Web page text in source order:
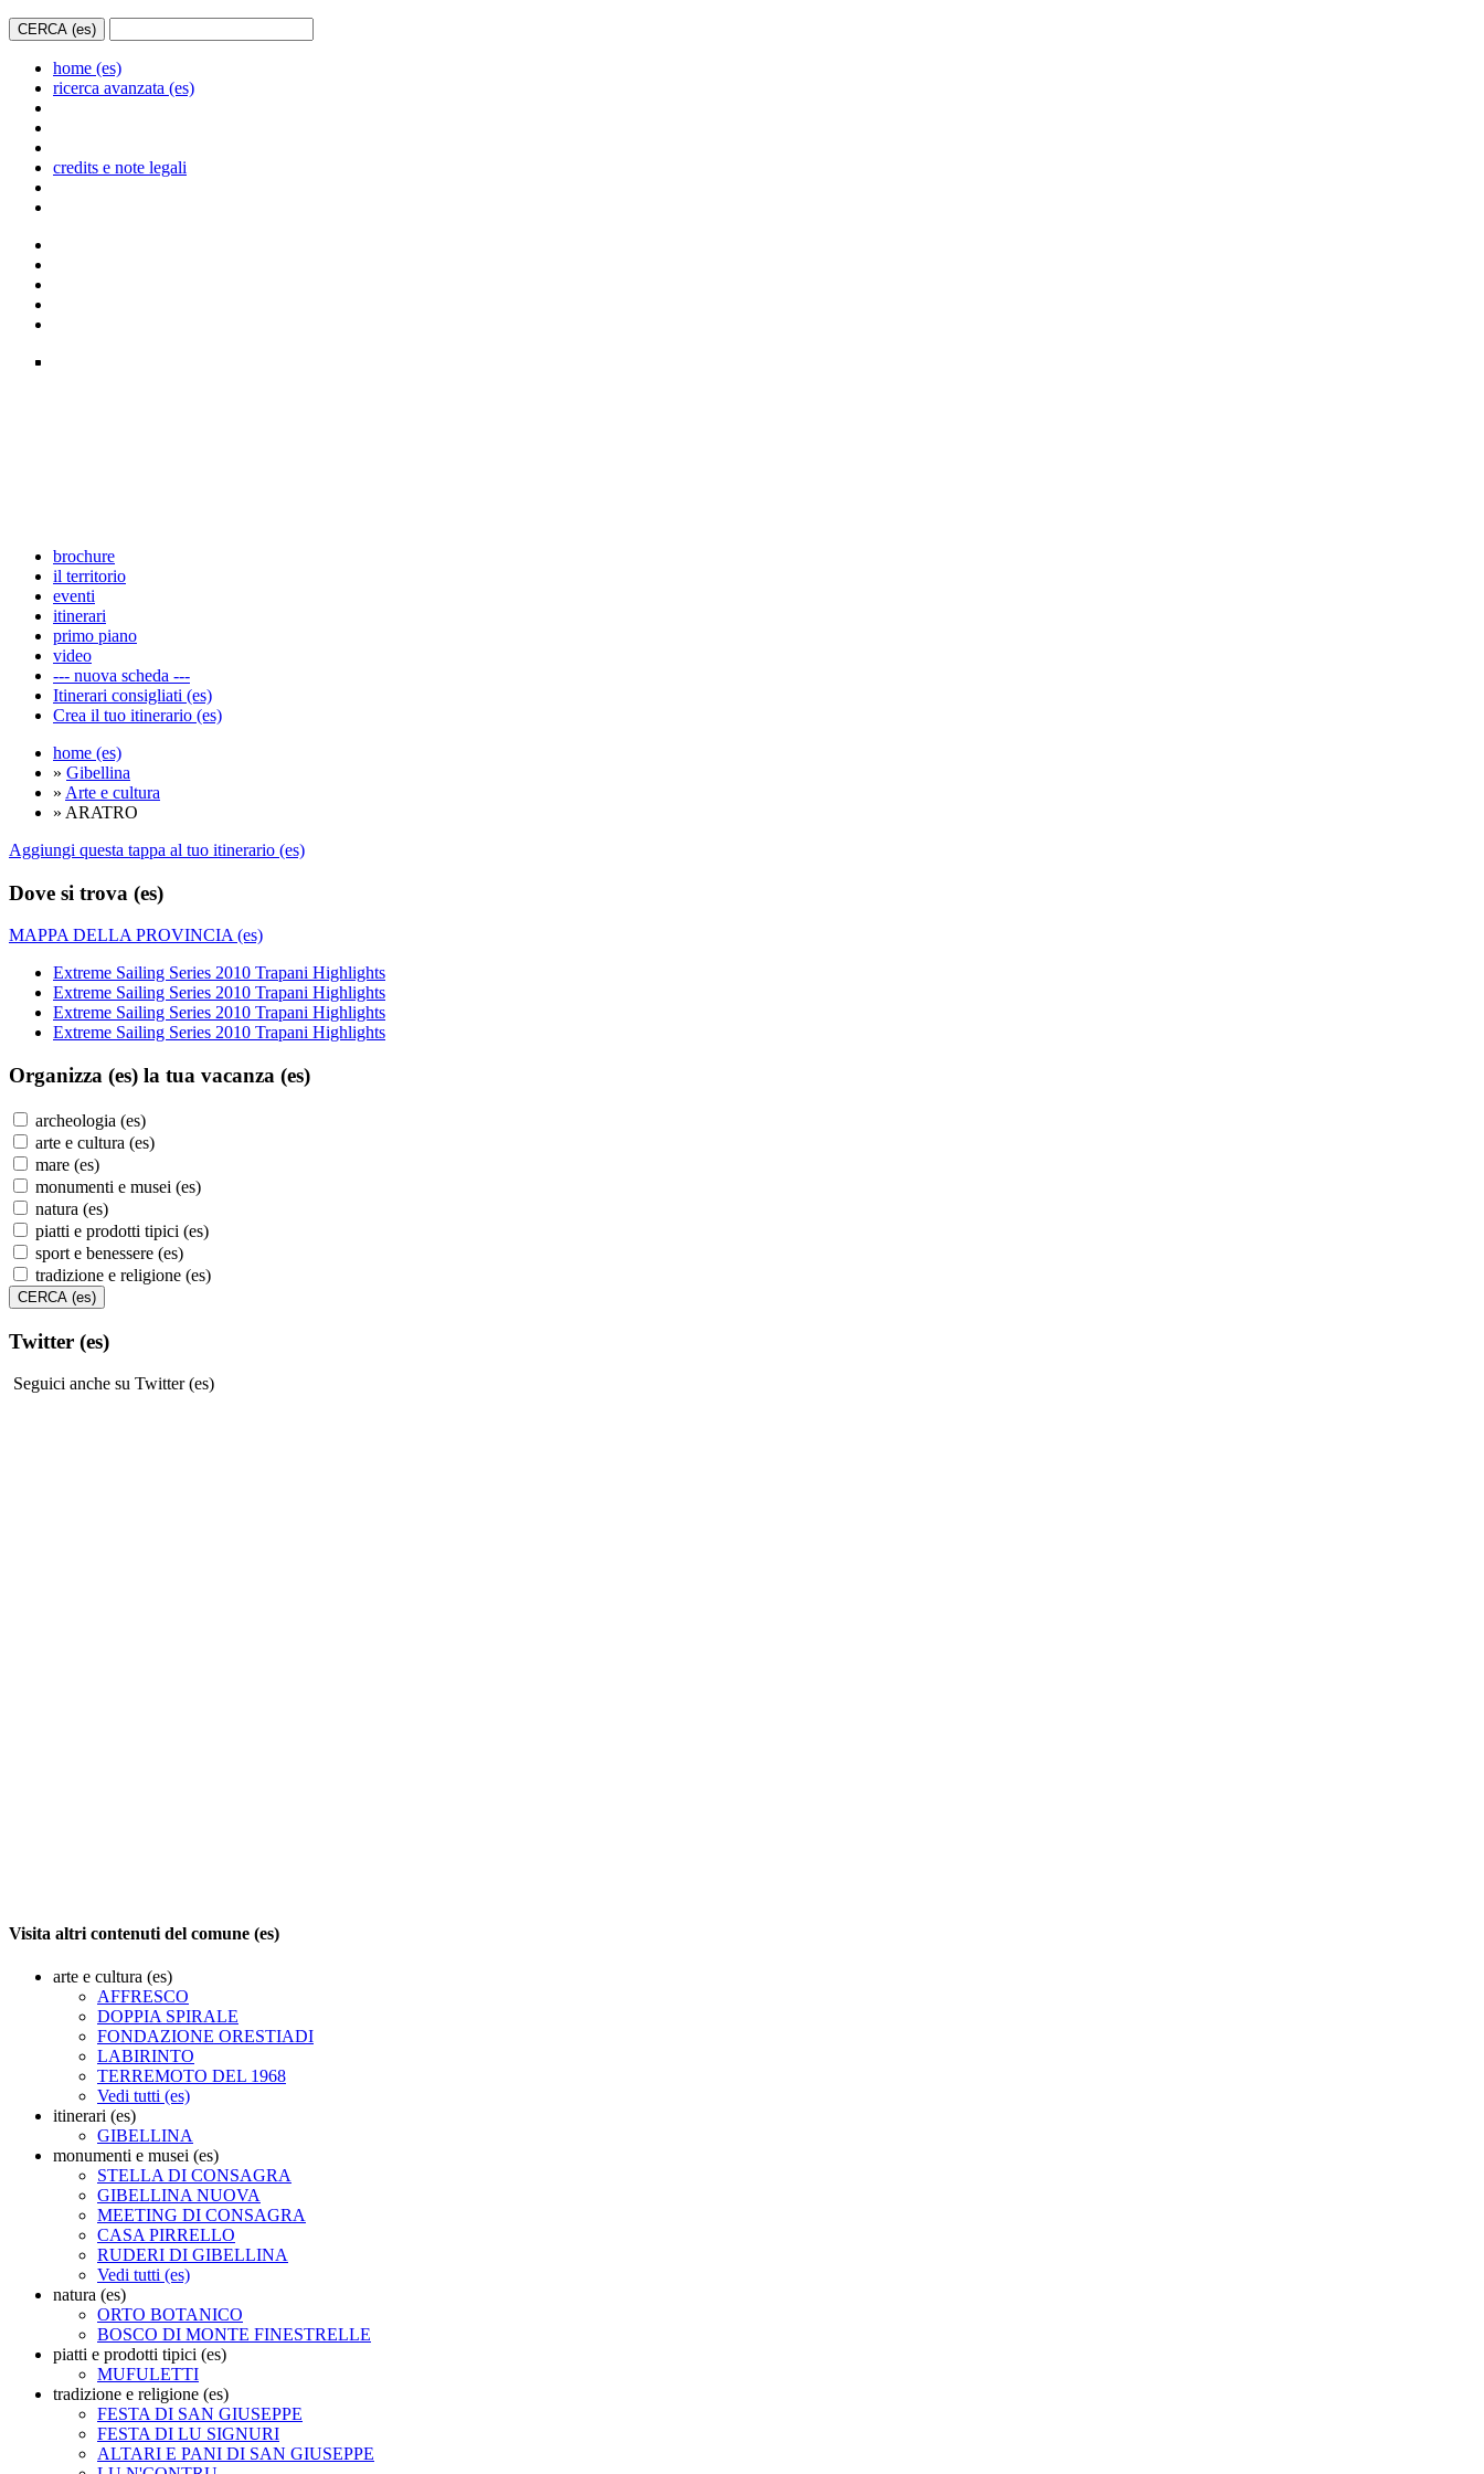
home (es)
ricerca avanzata (es)
credits e note legali
brochure
il territorio
eventi
itinerari
primo piano
video
--- nuova scheda ---
Itinerari consigliati (es)
Crea il tuo itinerario (es)
home (es)
» Gibellina
» Arte e cultura
» ARATRO
Aggiungi questa tappa al tuo itinerario (es)
Dove si trova (es)
MAPPA DELLA PROVINCIA (es)
Extreme Sailing Series 2010 Trapani Highlights
Extreme Sailing Series 2010 Trapani Highlights
Extreme Sailing Series 2010 Trapani Highlights
Extreme Sailing Series 2010 Trapani Highlights
Organizza (es) la tua vacanza (es)
archeologia (es)
arte e cultura (es)
mare (es)
monumenti e musei (es)
natura (es)
piatti e prodotti tipici (es)
sport e benessere (es)
tradizione e religione (es)
Twitter (es)
Seguici anche su Twitter (es)
Visita altri contenuti del comune (es)
arte e cultura (es)
AFFRESCO
DOPPIA SPIRALE
FONDAZIONE ORESTIADI
LABIRINTO
TERREMOTO DEL 1968
Vedi tutti (es)
itinerari (es)
GIBELLINA
monumenti e musei (es)
STELLA DI CONSAGRA
GIBELLINA NUOVA
MEETING DI CONSAGRA
CASA PIRRELLO
RUDERI DI GIBELLINA
Vedi tutti (es)
natura (es)
ORTO BOTANICO
BOSCO DI MONTE FINESTRELLE
piatti e prodotti tipici (es)
MUFULETTI
tradizione e religione (es)
FESTA DI SAN GIUSEPPE
FESTA DI LU SIGNURI
ALTARI E PANI DI SAN GIUSEPPE